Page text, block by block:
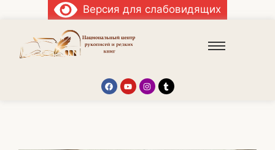
Версия для слабовидящих